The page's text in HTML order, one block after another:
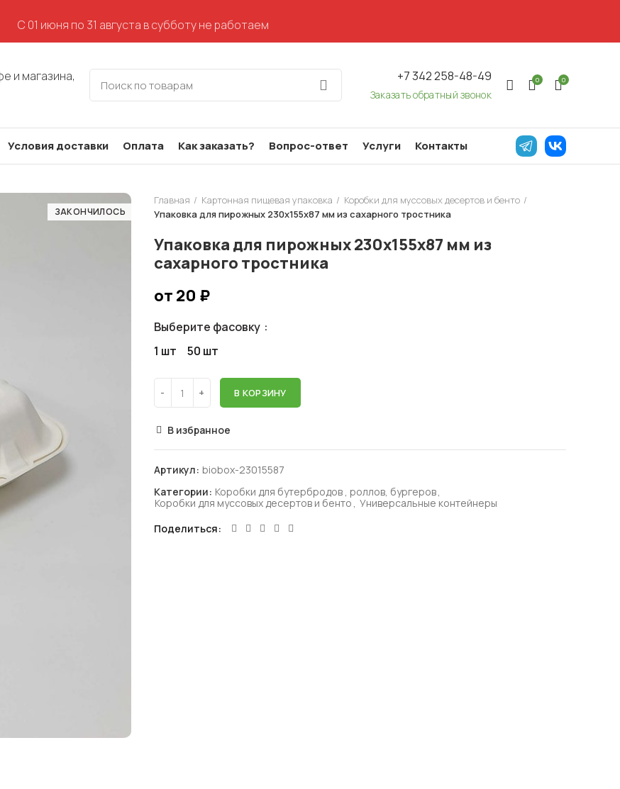
и магазина,
+7 342 258-48-49
Заказать обратный звонок
0 0
Условия доставки Оплата Как заказать? Вопрос-ответ Услуги Контакты
ЗАКОНЧИЛОСЬ
Главная Картонная пищевая упаковка
Коробки для муссовых десертов и бенто
Упаковка для пирожных 230х155х87 мм из сахарного тростника
Упаковка для пирожных 230х155х87 мм из
сахарного тростника
от 20 ₽
Выберите фасовку
1 шт
50 шт
В КОРЗИНУ
В избранное
Артикул: biobox-23015587
Категории: Коробки для бутербродов , роллов, бургеров,
Коробки для муссовых десертов и бенто , Универсальные контейнеры
Поделиться
С 01 июня по 31 августа в субботу не работаем